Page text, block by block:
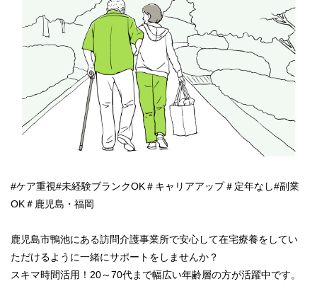
#ケア重視#未経験ブランクOK＃キャリアアップ＃定年なし#副業
OK＃鹿児島・福岡
鹿児島市鴨池にある訪問介護事業所で安心して在宅療養をしてい
ただけるように一緒にサポートをしませんか？
スキマ時間活用！20～70代まで幅広い年齢層の方が活躍中です。